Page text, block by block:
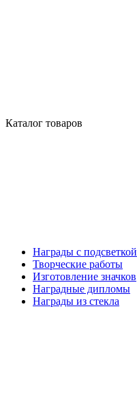
Каталог товаров
Награды с подсветкой
Творческие работы
Изготовление значков
Наградные дипломы
Награды из стекла